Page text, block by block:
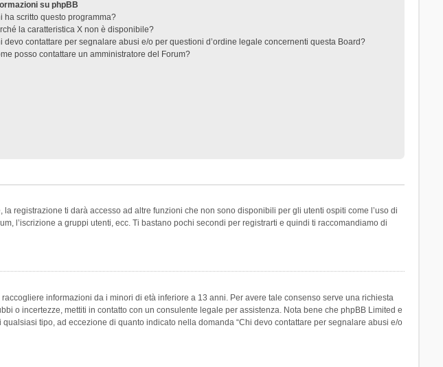
su phpBB
ha scritto questo programma?
la caratteristica X non è disponibile?
devo contattare per segnalare abusi e/o per questioni d’ordine legale concernenti questa Board?
posso contattare un amministratore del Forum?
registrazione ti darà accesso ad altre funzioni che non sono disponibili per gli utenti ospiti come l’uso di
l’iscrizione a gruppi utenti, ecc. Ti bastano pochi secondi per registrarti e quindi ti raccomandiamo di
informazioni da i minori di età inferiore a 13 anni. Per avere tale consenso serve una richiesta
o incertezze, mettiti in contatto con un consulente legale per assistenza. Nota bene che phpBB Limited e
tipo, ad eccezione di quanto indicato nella domanda “Chi devo contattare per segnalare abusi e/o